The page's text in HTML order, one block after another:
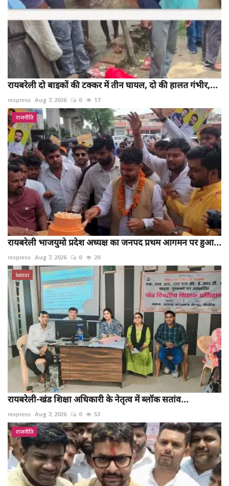
रायबरेली दो बाइकों की टक्कर में तीन घायल, दो की हालत गंभीर,...
rexpress Aug 7, 2026 0 17
राजनीति
रायबरेली भाजयुमो प्रदेश अध्यक्ष का जनपद प्रथम आगमन पर हुआ...
rexpress Aug 7, 2026 0 20
latest
रायबरेली-खंड शिक्षा अधिकारी के नेतृत्व में ब्लॉक सतांव...
rexpress Aug 7, 2026 0 53
राजनीति